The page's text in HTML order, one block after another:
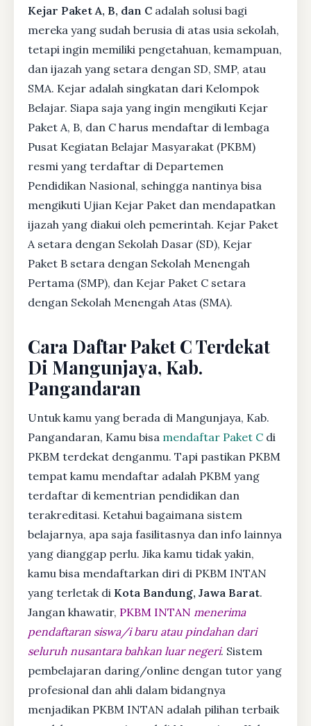
Kejar Paket A, B, dan C adalah solusi bagi
mereka yang sudah berusia di atas usia sekolah,
tetapi ingin memiliki pengetahuan, kemampuan,
dan ijazah yang setara dengan SD, SMP, atau
SMA. Kejar adalah singkatan dari Kelompok
Belajar. Siapa saja yang ingin mengikuti Kejar
Paket A, B, dan C harus mendaftar di lembaga
Pusat Kegiatan Belajar Masyarakat (PKBM)
resmi yang terdaftar di Departemen
Pendidikan Nasional, sehingga nantinya bisa
mengikuti Ujian Kejar Paket dan mendapatkan
ijazah yang diakui oleh pemerintah. Kejar Paket
A setara dengan Sekolah Dasar (SD), Kejar
Paket B setara dengan Sekolah Menengah
Pertama (SMP), dan Kejar Paket C setara
dengan Sekolah Menengah Atas (SMA).
Cara Daftar Paket C Terdekat
Di Mangunjaya, Kab.
Pangandaran
Untuk kamu yang berada di Mangunjaya, Kab.
Pangandaran, Kamu bisa mendaftar Paket C di
PKBM terdekat denganmu. Tapi pastikan PKBM
tempat kamu mendaftar adalah PKBM yang
terdaftar di kementrian pendidikan dan
terakreditasi. Ketahui bagaimana sistem
belajarnya, apa saja fasilitasnya dan info lainnya
yang dianggap perlu. Jika kamu tidak yakin,
kamu bisa mendaftarkan diri di PKBM INTAN
yang terletak di Kota Bandung, Jawa Barat.
Jangan khawatir, PKBM INTAN menerima
pendaftaran siswa/i baru atau pindahan dari
seluruh nusantara bahkan luar negeri. Sistem
pembelajaran daring/online dengan tutor yang
profesional dan ahli dalam bidangnya
menjadikan PKBM INTAN adalah pilihan terbaik